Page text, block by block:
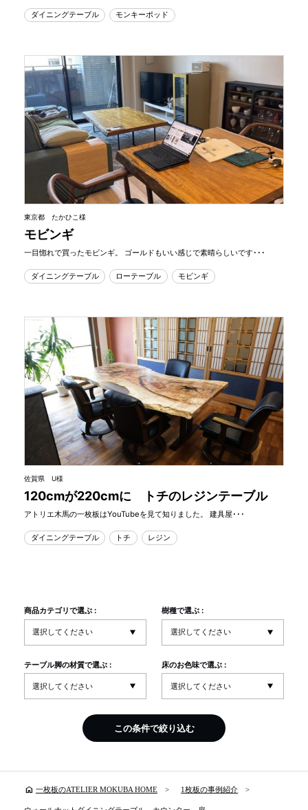
ダイニングテーブル モンキーポッド
東京都 たかひこ様
モビンギ
一目惚れで買ったモビンギ。 ゴールドもいい感じで素晴らしいです･･･
ダイニングテーブル ローテーブル モビンギ
佐賀県 U様
120cmが220cmに トチのレジンテーブル
アトリエ木馬の一枚板はYouTubeを見て知りました。 建具屋･･･
ダイニングテーブル トチ レジン
商品カテゴリで選ぶ : 樹種で選ぶ :
テーブル脚の材質で選ぶ : 床のお色味で選ぶ :
この条件で絞り込む
home 一枚板のATELIER MOKUBA HOME 1枚板の事例紹介